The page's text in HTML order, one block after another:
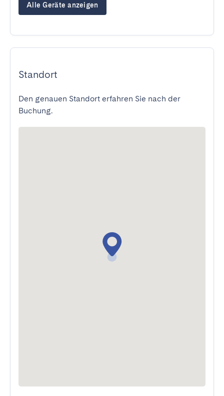
Alle Geräte anzeigen
Standort
Den genauen Standort erfahren Sie nach der
Buchung.